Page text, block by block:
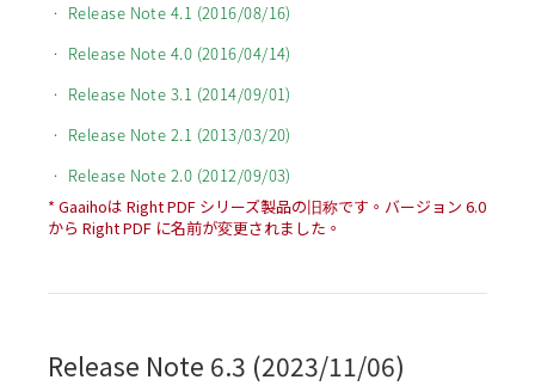
• Release Note 4.1 (2016/08/16)
• Release Note 4.0 (2016/04/14)
• Release Note 3.1 (2014/09/01)
• Release Note 2.1 (2013/03/20)
• Release Note 2.0 (2012/09/03)
* Gaaihoは Right PDF シリーズ製品の旧称です。バージョン 6.0
から Right PDF に名前が変更されました。
Release Note 6.3 (2023/11/06)